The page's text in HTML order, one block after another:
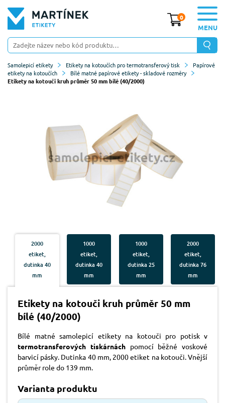
0
MENU
Samolepicí etikety Etikety na kotoučích pro termotransferový tisk
Papírové
etikety na kotoučích
Bílé matné papírové etikety - skladové rozměry
Etikety na kotouči kruh průměr 50 mm bílé (40/2000)
2000
etiket,
dutinka 40
mm
1000
etiket,
dutinka 40
mm
1000
etiket,
dutinka 25
mm
2000
etiket,
dutinka 76
mm
Etikety na kotouči kruh průměr 50 mm
bílé (40/2000)
Bílé matné samolepicí etikety na kotouči pro potisk v
termotransferových tiskárnáchpomocí běžné voskové
barvicí pásky. Dutinka 40 mm, 2000 etiket na kotouči. Vnější
průměr role do 139 mm.
Varianta produktu